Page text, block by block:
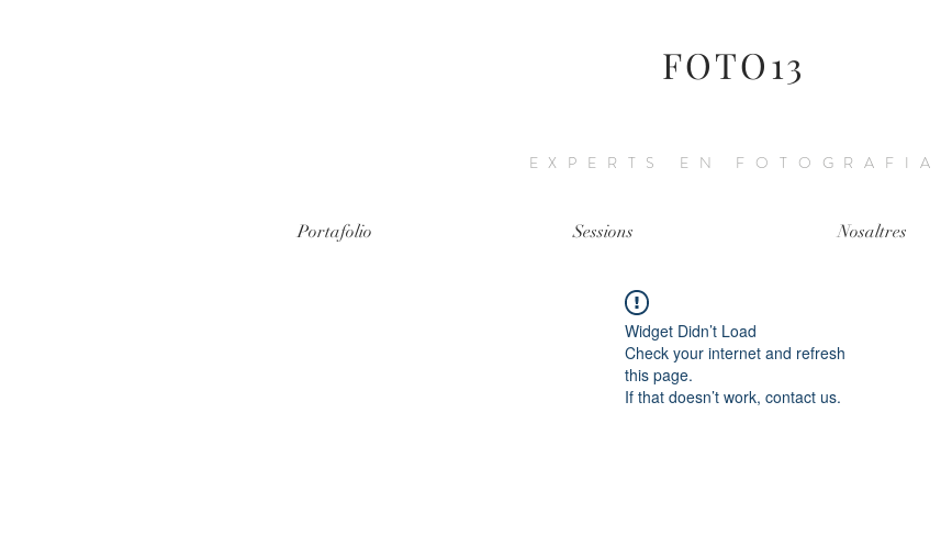
FOTO13
EXPERTS EN FOTOGRAFIA
Portafolio Sessions Nosaltres
Widget Didn’t Load
Check your internet and refresh
this page.
If that doesn’t work, contact us.